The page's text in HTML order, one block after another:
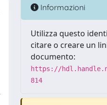
Informazioni
Utilizza questo
citare o creare un
documento:
https://
814